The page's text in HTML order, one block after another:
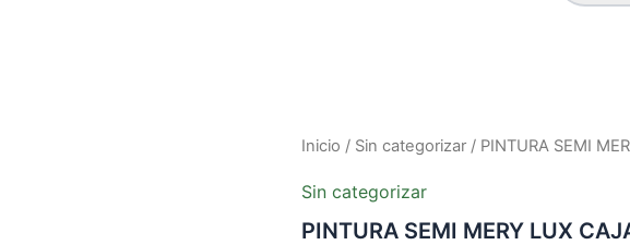
Inicio / Sin categorizar / PINTURA SEMI
Sin categorizar
PINTURA SEMI MERY LUX
PINTURA
MERY
CAJA*8UND